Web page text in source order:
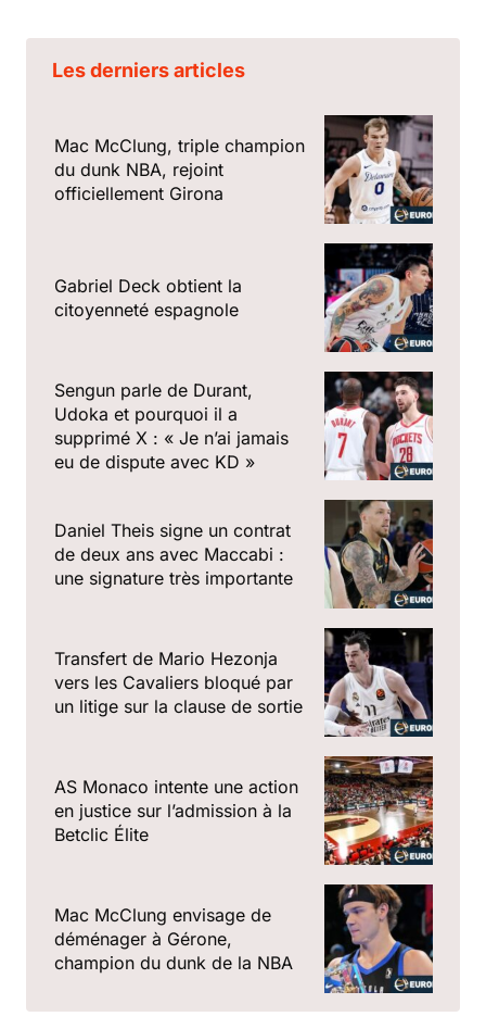
Les derniers articles
Mac McClung, triple champion
du dunk NBA, rejoint
officiellement Girona
Gabriel Deck obtient la
citoyenneté espagnole
Sengun parle de Durant,
Udoka et pourquoi il a
supprimé X : « Je n’ai jamais
eu de dispute avec KD »
Daniel Theis signe un contrat
de deux ans avec Maccabi :
une signature très importante
Transfert de Mario Hezonja
vers les Cavaliers bloqué par
un litige sur la clause de sortie
AS Monaco intente une action
en justice sur l’admission à la
Betclic Élite
Mac McClung envisage de
déménager à Gérone,
champion du dunk de la NBA